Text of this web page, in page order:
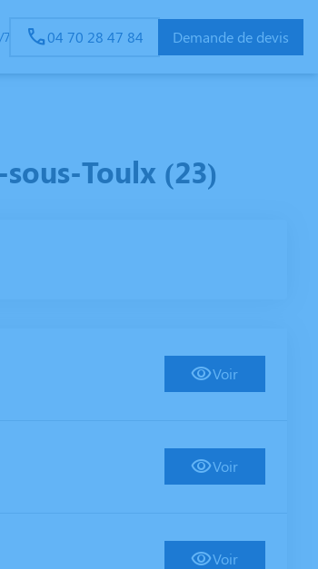
04 70 28 47 84 Demande de devis
FAMILLESESPACES HOMMAGES
Toulx (23)
Voir
Voir
Voir